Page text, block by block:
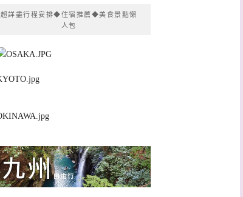
超詳盡行程安排◆住宿推薦◆美食景點懶
人包